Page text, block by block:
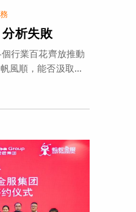
析失敗
行業百花齊放推動
風順，能否汲取...